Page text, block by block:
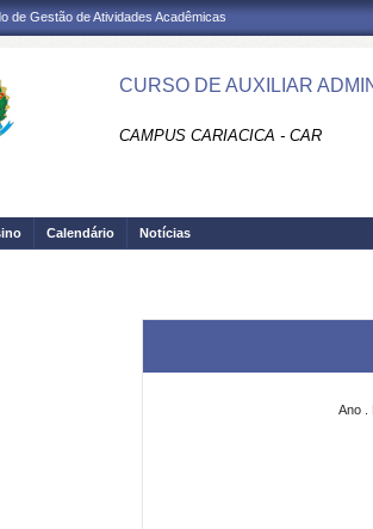
de Gestão de Atividades Acadêmicas
CURSO DE AUXILIAR
CAMPUS CARIACICA - CAR
Calendário Notícias
Ano